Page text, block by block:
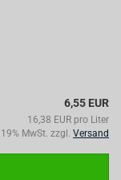
6,55 EUR
16,38 EUR pro Liter
MwSt. zzgl. Versand